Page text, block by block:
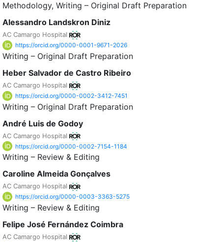
Methodology Writing – Original Draft Preparation
Alessandro Landskron Diniz
AC Camargo Hospital
https://orcid.org/0000-0001-9671-2026
Writing – Original Draft Preparation
Heber Salvador de Castro Ribeiro
AC Camargo Hospital
https://orcid.org/0000-0002-3412-7451
Writing – Original Draft Preparation
André Luis de Godoy
AC Camargo Hospital
https://orcid.org/0000-0002-7154-1184
Writing – Review & Editing
Caroline Almeida Gonçalves
AC Camargo Hospital
https://orcid.org/0000-0003-3363-5275
Writing – Review & Editing
Felipe José Fernández Coimbra
AC Camargo Hospital